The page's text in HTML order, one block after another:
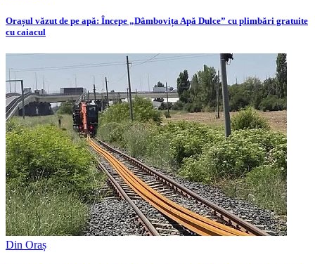
Orașul văzut de pe apă: Începe „Dâmbovița Apă Dulce” cu plimbări gratuite
cu caiacul
Din Oraș